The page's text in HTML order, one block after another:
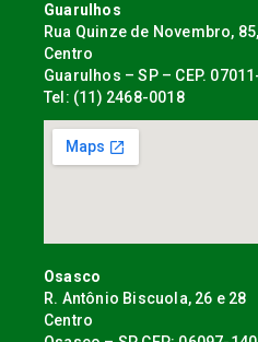
Guarulhos
Rua Quinze de Novembro,
Centro
Guarulhos – SP – CEP.
Tel: (11) 2468-0018
Osasco
R. Antônio Biscuola, 26 e 28
Centro